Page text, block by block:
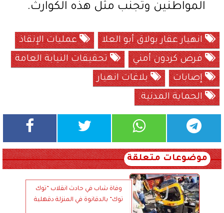
المواطنين وتجنب مثل هذه الكوارث.
انهيار عقار بولاق أبو العلا
عمليات الإنقاذ
فرض كردون أمني
تحقيقات النيابة العامة
إصابات
بلاغات انهيار
الحماية المدنية.
موضوعات متعلقة
وفاة شاب في حادث انقلاب ”توك
توك” بالدقانوة في المنزلة دقهلية